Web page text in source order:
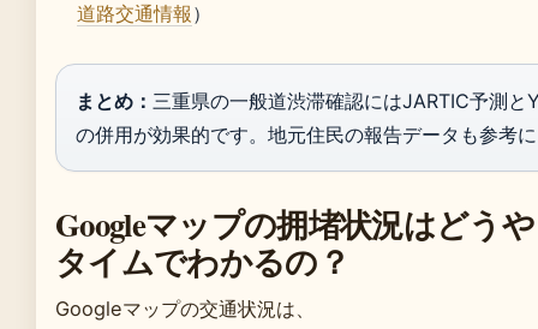
道路交通情報 ）
まとめ： 三重県の一般道渋滞確認にはJARTIC予測と
の併用が効果的です。地元住民の報告データも参考
Googleマップの拥堵状況はどう
タイムでわかるの？
Googleマップの交通状況は、